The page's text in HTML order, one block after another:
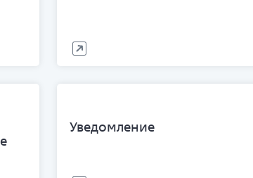
Уведомление